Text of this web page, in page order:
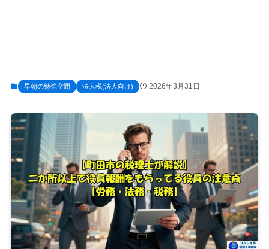
早朝の勉強空間 法人税(法人向け) 2026年3月31日